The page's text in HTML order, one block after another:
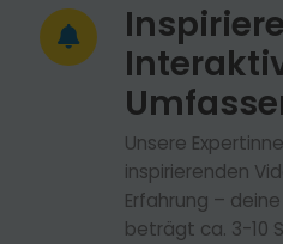
Unsere
inspirierenden
Erfahrung –
beträgt ca. 3-10